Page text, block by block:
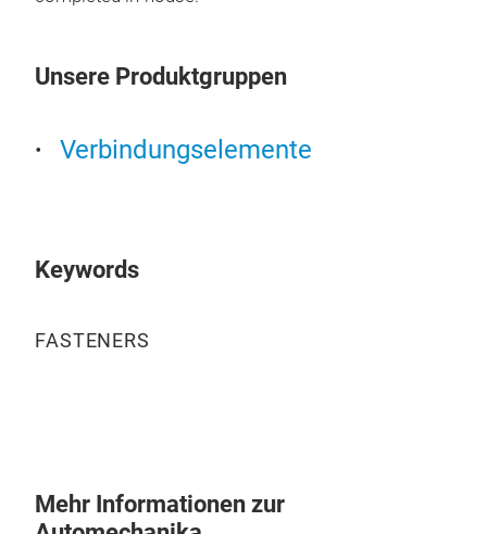
Unsere Produktgruppen
Verbindungselemente
Keywords
FASTENERS
Mehr Informationen zur